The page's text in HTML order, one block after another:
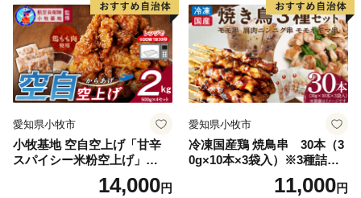
愛知県小牧市
小牧基地 空自空上げ「甘辛
スパイシー米粉空上げ」
（計2kg 500g×4袋）手羽先
14,000円
愛知県小牧市
冷凍国産鶏 焼鳥串 30本（3
0g×10本×3袋入）※3種詰め
合わせ 焼き鳥 おつまみ バー
ベキュー 小分け 国産 鶏肉 焼
11,000円